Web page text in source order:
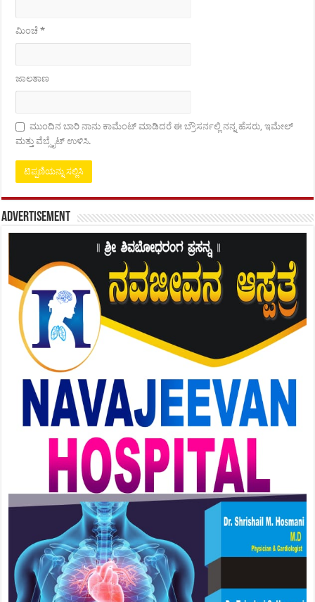
ಮಿಂಚೆ*
ಜಾಲತಾಣ
ಮುಂದಿನ ಬಾರಿ ನಾನು ಕಾಮೆಂಟ್ ಮಾಡಿದರೆ ಈ ಬ್ರೌಸರ್ನಲ್ಲಿ ನನ್ನ ಹೆಸರು, ಇಮೇಲ್
ಮತ್ತು ವೆಬ್ಸೈಟ್ ಉಳಿಸಿ.
Advertisement